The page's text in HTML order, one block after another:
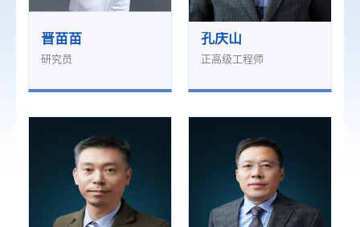
晋苗苗
研究员
孔庆山
正高级工程师